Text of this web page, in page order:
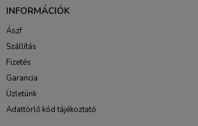
INFORMÁCIÓK
Ászf
Szállítás
Fizetés
Garancia
Üzletünk
Adattörlő kód tájékoztató